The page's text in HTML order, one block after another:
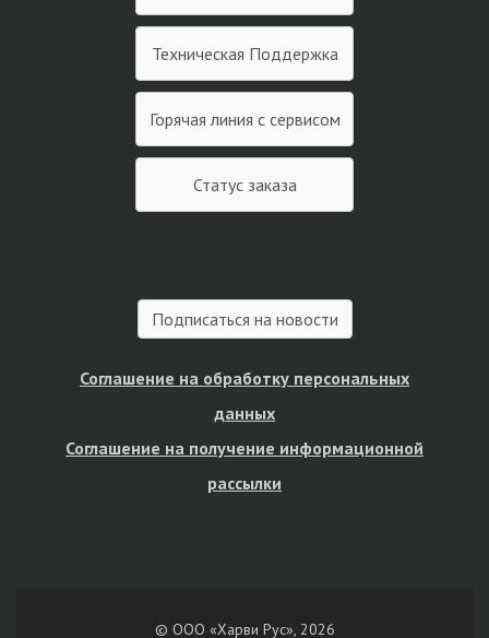
Техническая Поддержка
Горячая линия с сервисом
Статус заказа
Подписаться на новости
Соглашение на обработку персональных
данных
Соглашение на получение информационной
рассылки
© ООО «Харви Рус», 2026